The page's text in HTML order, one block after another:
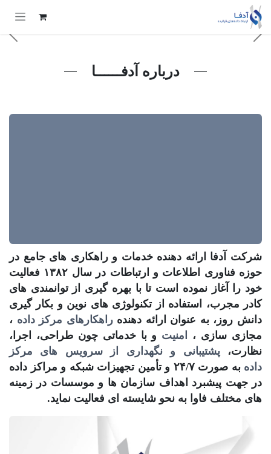
Skip to Content
Previous
درباره آدفــــــا
ادامه مطلب
شرکت آدفا ارائه دهنده خدمات و راهکاری های جامع در
حوزه فناوری اطلاعات و ارتباطات در سال ۱۳۸۲ فعالیت
خود را آغاز نموده است تا با بهره گیری از توانمندی های
کادر مجرب، استفاده از تکنولوژی های نوین و بکار گیری
دانش روز، به عنوان ارائه دهندهراهکارهای مرکز داده ،
مجازی سازی ،
امنیت و با خدماتی چون طراحی، اجرا،
نظارت،پشتیبانی و نگهداری از سرویس های مرکز
داده
به صورت ۲۴/۷ و تأمین تجهیزات شبکه و مراکز داده
در جهت پیشبرد اهداف سازمان ها و موسسات در زمینه
های مختلف فاوا به نحو شایسته ای فعالیت نماید.